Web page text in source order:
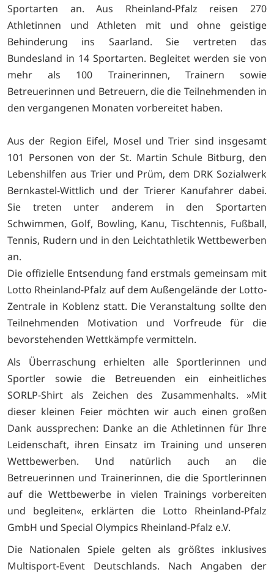
Sportarten an. Aus Rheinland-Pfalz reisen 270
Athletinnen und Athleten mit und ohne geistige
Behinderung ins Saarland. Sie vertreten das
Bundesland in 14 Sportarten. Begleitet werden sie von
mehr als 100 Trainerinnen, Trainern sowie
Betreuerinnen und Betreuern, die die Teilnehmenden in
den vergangenen Monaten vorbereitet haben.
Aus der Region Eifel, Mosel und Trier sind insgesamt
101 Personen von der St. Martin Schule Bitburg, den
Lebenshilfen aus Trier und Prüm, dem DRK Sozialwerk
Bernkastel-Wittlich und der Trierer Kanufahrer dabei.
Sie treten unter anderem in den Sportarten
Schwimmen, Golf, Bowling, Kanu, Tischtennis, Fußball,
Tennis, Rudern und in den Leichtathletik Wettbewerben
an.
Die offizielle Entsendung fand erstmals gemeinsam mit
Lotto Rheinland-Pfalz auf dem Außengelände der Lotto-
Zentrale in Koblenz statt. Die Veranstaltung sollte den
Teilnehmenden Motivation und Vorfreude für die
bevorstehenden Wettkämpfe vermitteln.
Als Überraschung erhielten alle Sportlerinnen und
Sportler sowie die Betreuenden ein einheitliches
SORLP-Shirt als Zeichen des Zusammenhalts. »Mit
dieser kleinen Feier möchten wir auch einen großen
Dank aussprechen: Danke an die Athletinnen für Ihre
Leidenschaft, ihren Einsatz im Training und unseren
Wettbewerben. Und natürlich auch an die
Betreuerinnen und Trainerinnen, die die Sportlerinnen
auf die Wettbewerbe in vielen Trainings vorbereiten
und begleiten«, erklärten die Lotto Rheinland-Pfalz
GmbH und Special Olympics Rheinland-Pfalz e.V.
Die Nationalen Spiele gelten als größtes inklusives
Multisport-Event Deutschlands. Nach Angaben der